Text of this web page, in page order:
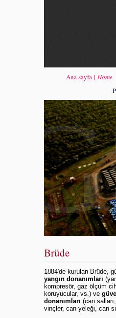
Ana sayfa| Home
Brüde
1884'de kurulan Brüde,
yangın donanımları
kompresör, gaz ölçüm
koruyucular, vs.) ve
donanımları (can
vinçler, can yeleği, can